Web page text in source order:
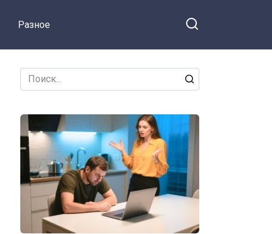
Разное
Search
for: